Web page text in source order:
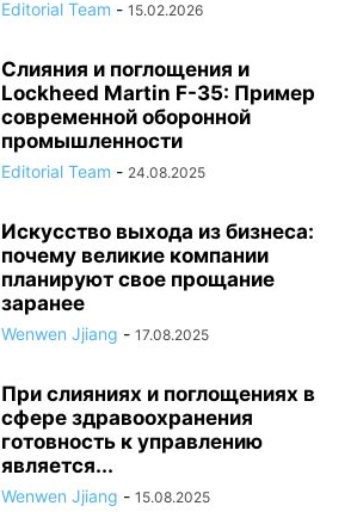
Editorial Team - 15.02.2026
Слияния и поглощения и
Lockheed Martin F-35: Пример
современной оборонной
промышленности
Editorial Team - 24.08.2025
Искусство выхода из бизнеса:
почему великие компании
планируют свое прощание
заранее
Wenwen Jjiang - 17.08.2025
При слияниях и поглощениях в
сфере здравоохранения
готовность к управлению
является...
Wenwen Jjiang - 15.08.2025